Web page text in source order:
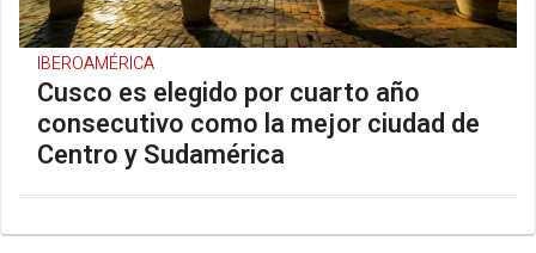
IBEROAMÉRICA
Cusco es elegido por cuarto año
consecutivo como la mejor ciudad de
Centro y Sudamérica